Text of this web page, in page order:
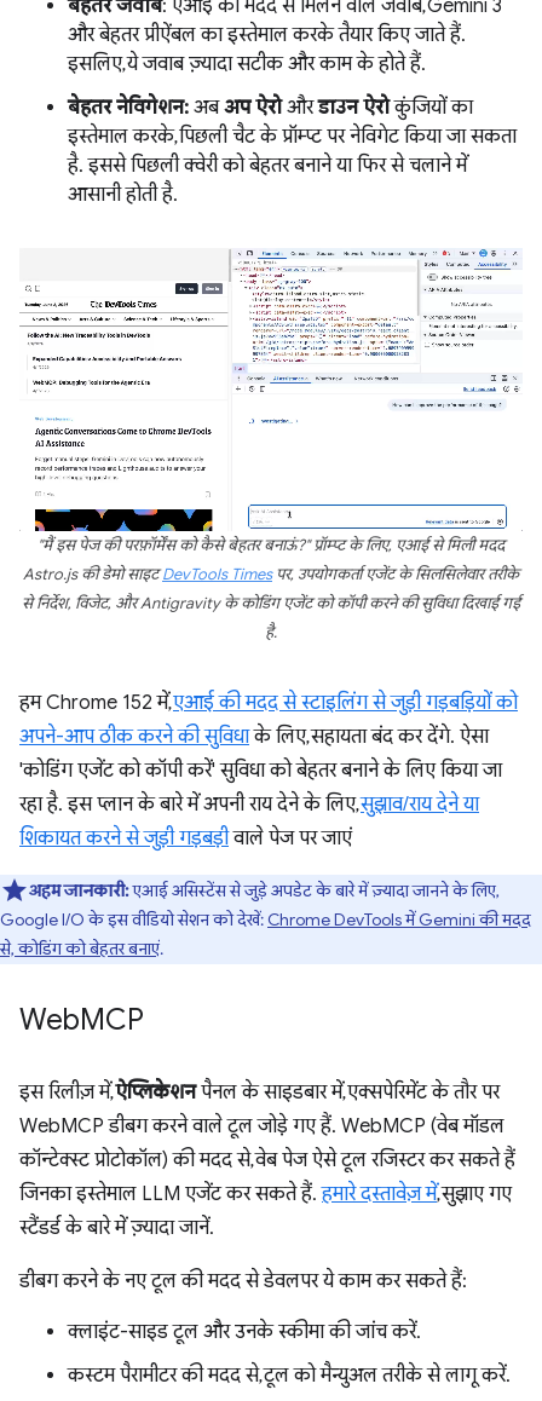
बेहतर जवाब: एआई की मदद से मिलने वाले जवाब, Gemini 3
और बेहतर प्रीऐंबल का इस्तेमाल करके तैयार किए जाते हैं.
इसलिए, ये जवाब ज़्यादा सटीक और काम के होते हैं.
बेहतर नेविगेशन: अबअप ऐरोऔरडाउन ऐरोकुंजियों का
इस्तेमाल करके, पिछली चैट के प्रॉम्प्ट पर नेविगेट किया जा सकता
है. इससे पिछली क्वेरी को बेहतर बनाने या फिर से चलाने में
आसानी होती है.
"मैं इस पेज की परफ़ॉर्मेंस को कैसे बेहतर बनाऊं?" प्रॉम्प्ट के लिए, एआई से मिली मदद
Astro.js की डेमो साइटDevTools Timesपर, उपयोगकर्ता एजेंट के सिलसिलेवार तरीके
से निर्देश, विजेट, और Antigravity के कोडिंग एजेंट को कॉपी करने की सुविधा दिखाई गई
है.
हम Chrome 152 में,एआई की मदद से स्टाइलिंग से जुड़ी गड़बड़ियों को
अपने-आप ठीक करने की सुविधाके लिए, सहायता बंद कर देंगे. ऐसा
'कोडिंग एजेंट को कॉपी करें' सुविधा को बेहतर बनाने के लिए किया जा
रहा है. इस प्लान के बारे में अपनी राय देने के लिए,सुझाव/राय देने या
शिकायत करने से जुड़ी गड़बड़ीवाले पेज पर जाएं
अहम जानकारी:एआई असिस्टेंस से जुड़े अपडेट के बारे में ज़्यादा जानने के लिए,
Google I/O के इस वीडियो सेशन को देखें: Chrome DevTools में Gemini की मदद
से, कोडिंग को बेहतर बनाएं.
WebMCP
इस रिलीज़ में,ऐप्लिकेशनपैनल के साइडबार में, एक्सपेरिमेंट के तौर पर
WebMCP डीबग करने वाले टूल जोड़े गए हैं. WebMCP (वेब मॉडल
कॉन्टेक्स्ट प्रोटोकॉल) की मदद से, वेब पेज ऐसे टूल रजिस्टर कर सकते हैं
जिनका इस्तेमाल LLM एजेंट कर सकते हैं.हमारे दस्तावेज़ में, सुझाए गए
स्टैंडर्ड के बारे में ज़्यादा जानें.
डीबग करने के नए टूल की मदद से डेवलपर ये काम कर सकते हैं:
क्लाइंट-साइड टूल और उनके स्कीमा की जांच करें.
कस्टम पैरामीटर की मदद से, टूल को मैन्युअल तरीके से लागू करें.